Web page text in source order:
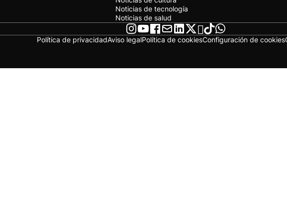
Noticias de tecnología
Noticias de salud
Política de privacidadAviso legalPolítica de cookiesConfiguración de cookies